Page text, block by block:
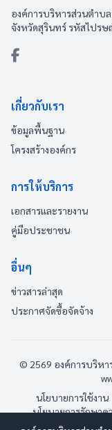
องค์การบริหารส่วนตำบ
จังหวัดสุรินทร์ รหัสไปรษ
เกี่ยวกับเรา
ข้อมูลพื้นฐาน
โครงสร้างองค์กร
การให้บริการ
เอกสารและรายงาน
คู่มือประชาชน
อื่นๆ
ข่าวสารล่าสุด
ประกาศจัดซื้อจัดจ้าง
© 2569 องค์การบริห
นโยบายการใช้งาน
นโยบายการรักษาค